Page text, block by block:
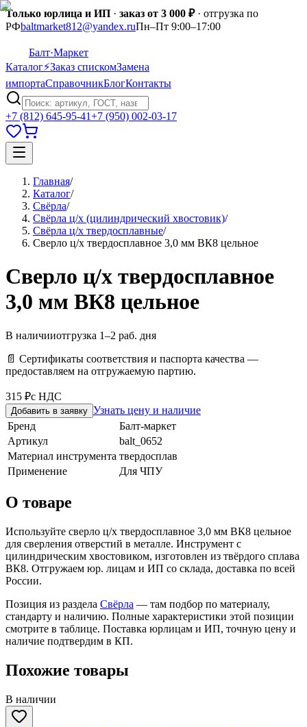
Только юрлица и ИП · заказ от 3 000 ₽· отгрузка по
РФbaltmarket812@yandex.ruПн–Пт 9:00–17:00
Балт·Маркет
Каталог⚡Заказ спискомЗамена
импортаСправочникБлогКонтакты
+7 (812) 645-95-41+7 (950) 002-03-17
Главная/
Каталог/
Свёрла/
Свёрла ц/х (цилиндрический хвостовик)/
Свёрла ц/х твердосплавные/
Сверло ц/х твердосплавное 3,0 мм ВК8 цельное
Сверло ц/х твердосплавное
3,0 мм ВК8 цельное
В наличииотгрузка 1–2 раб. дня
📄 Сертификаты соответствия и паспорта качества —
предоставляем на отгружаемую партию.
315 ₽с НДС
Добавить в заявку Узнать цену и наличие
Бренд
Балт-маркет
Артикул
balt_0652
Материал инструмента твердосплав
Применение
Для ЧПУ
О товаре
Используйте сверло ц/х твердосплавное 3,0 мм ВК8 цельное
для сверления отверстий в металле. Инструмент с
цилиндрическим хвостовиком, изготовлен из твёрдого сплава
ВК8. Отгружаем юр. лицам и ИП со склада, доставка по всей
России.
Позиция из раздела Свёрла — там подбор по материалу,
стандарту и наличию. Полные характеристики этой позиции
смотрите в таблице. Поставка юрлицам и ИП, точную цену и
наличие подтвердим в КП.
Похожие товары
В наличии